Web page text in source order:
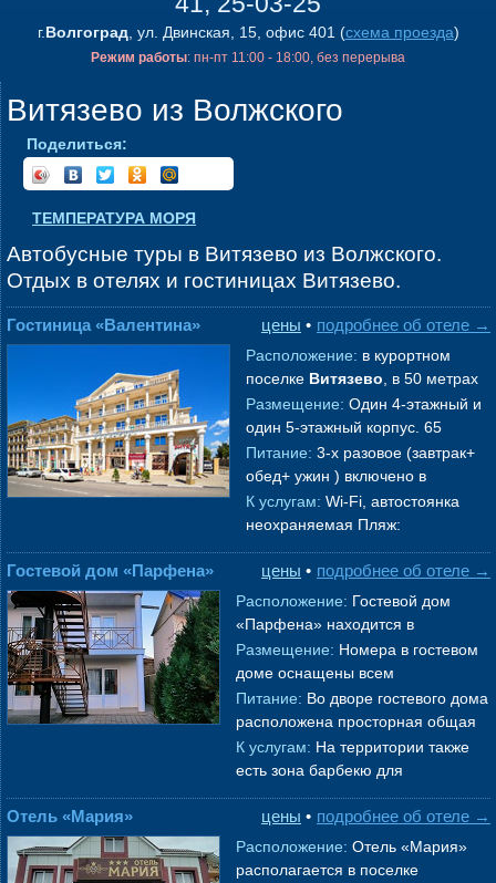
г.Волгоград, ул. Двинская, 15, офис 401 (схема проезда)
Режим работы: пн-пт 11:00 - 18:00, без перерыва
Витязево из Волжского
Поделиться:
ТЕМПЕРАТУРА МОРЯ
Автобусные туры в Витязево из Волжского.
Отдых в отелях и гостиницах Витязево.
подробнее об отеле →
цены •
Гостиница «Валентина»
Расположение: в курортном
поселке Витязево , в 50 метрах
от центра курортных
развлечений «Паралия», в 500
метрах от моря в→
Размещение: Один 4-этажный и
один 5-этажный корпус. 65
номеров . 2-местный
стандартный номер (макс. 2+1
чел., 14-16 кв. м,→
Питание: 3-х разовое (завтрак+
обед+ ужин ) включено в
стоимость путевки.→
К услугам: Wi-Fi, автостоянка
неохраняемая Пляж:
метрах Услуги на пляже: Платно:
подробнее об отеле →
цены •
Гостевой дом «Парфена»
Расположение: Гостевой дом
«Парфена» находится в
живописном поселкеВитязево,
на тихой улице Морской переулок.
Несмотря на→
Размещение: Номера в гостевом
доме оснащены всем
необходимым для безмятежного
отдыха. Стандартный 1-но, 2-х, 3-
х, 4-х мес →
Питание: Во дворе гостевого дома
расположена просторная общая
кухня, оборудованная
микроволновой печью, чайниками,
К услугам: На территории также
есть зона барбекю для
маленьких гостей оборудована
игровая пл
подробнее об отеле →
цены •
Отель «Мария»
Расположение: Отель «Мария»
располагается в поселке